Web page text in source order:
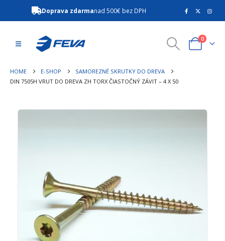
Doprava zdarmanad 500€ bez DPH
0
HOME E-SHOP
SAMOREZNÉ SKRUTKY DO DREVA
DIN 7505H VRUT DO DREVA ZH TORX ČIASTOČNÝ ZÁVIT – 4 X 50